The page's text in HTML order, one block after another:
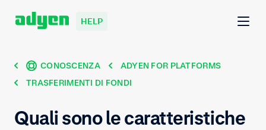
HELP
CONOSCENZA
ADYEN FOR PLATFORMS
TRASFERIMENTI DI FONDI
Quali sono le caratteristiche